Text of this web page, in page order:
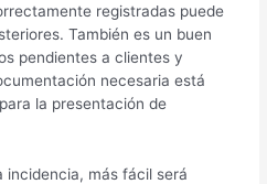
registradas puede
También es un buen
pendientes a clientes y
necesaria está
la presentación de
incidencia, más fácil será